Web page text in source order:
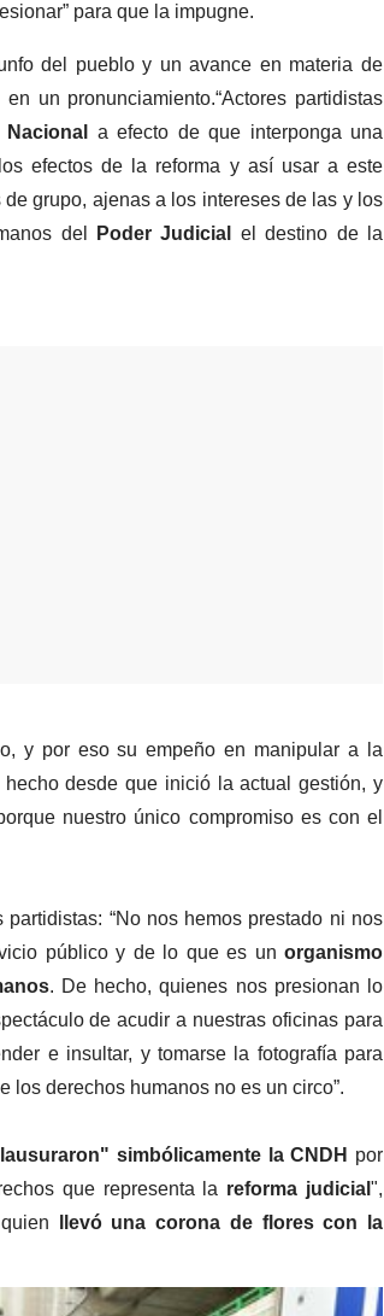
para que la impugne.
del pueblo y un avance en materia de
un pronunciamiento.“Actores partidistas
a efecto de que interponga una
efectos de la reforma y así usar a este
grupo, ajenas a los intereses de las y los
del
Poder Judicial
el destino de la
desde que inició la actual gestión, y
nuestro único compromiso es con el
“No nos hemos prestado ni nos
público y de lo que es un organismo
. De hecho, quienes nos presionan lo
de acudir a nuestras oficinas para
e insultar, y tomarse la fotografía para
los derechos humanos no es un circo”.
simbólicamente la CNDH por
que representa la reforma judicial",
llevó una corona de flores con la